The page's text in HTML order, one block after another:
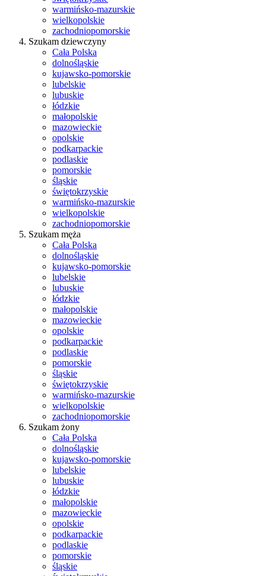
warmińsko-mazurskie
wielkopolskie
zachodniopomorskie
Szukam dziewczyny
Cała Polska
dolnośląskie
kujawsko-pomorskie
lubelskie
lubuskie
łódzkie
małopolskie
mazowieckie
opolskie
podkarpackie
podlaskie
pomorskie
śląskie
świętokrzyskie
warmińsko-mazurskie
wielkopolskie
zachodniopomorskie
Szukam męża
Cała Polska
dolnośląskie
kujawsko-pomorskie
lubelskie
lubuskie
łódzkie
małopolskie
mazowieckie
opolskie
podkarpackie
podlaskie
pomorskie
śląskie
świętokrzyskie
warmińsko-mazurskie
wielkopolskie
zachodniopomorskie
Szukam żony
Cała Polska
dolnośląskie
kujawsko-pomorskie
lubelskie
lubuskie
łódzkie
małopolskie
mazowieckie
opolskie
podkarpackie
podlaskie
pomorskie
śląskie